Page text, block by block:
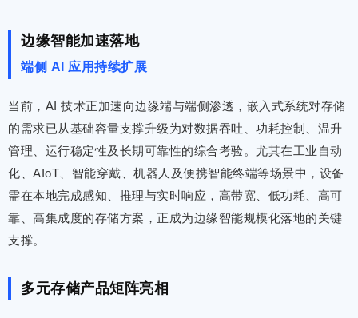
边缘智能加速落地
端侧 AI 应用持续扩展
当前，AI 技术正加速向边缘端与端侧渗透，嵌入式系统对存储
的需求已从基础容量支撑升级为对数据吞吐、功耗控制、温升
管理、运行稳定性及长期可靠性的综合考验。尤其在工业自动
化、AIoT、智能穿戴、机器人及便携智能终端等场景中，设备
需在本地完成感知、推理与实时响应，高带宽、低功耗、高可
靠、高集成度的存储方案，正成为边缘智能规模化落地的关键
支撑。
多元存储产品矩阵亮相